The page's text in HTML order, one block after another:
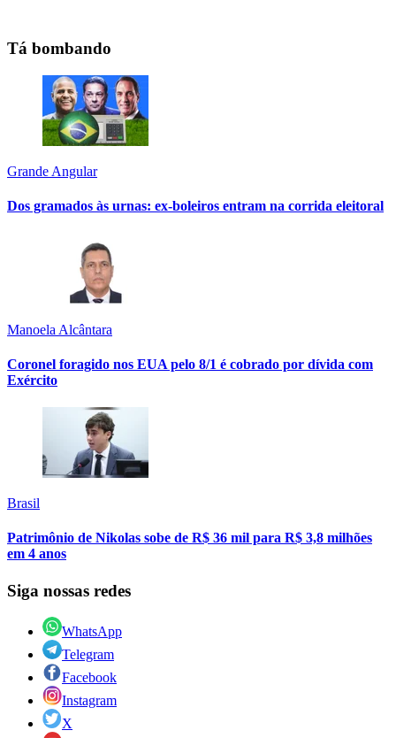
Tá bombando
Grande Angular
Dos gramados às urnas: ex-boleiros entram na corrida eleitoral
Manoela Alcântara
Coronel foragido nos EUA pelo 8/1 é cobrado por dívida com
Exército
Brasil
Patrimônio de Nikolas sobe de R$ 36 mil para R$ 3,8 milhões
em 4 anos
Siga nossas redes
WhatsApp
Telegram
Facebook
Instagram
X